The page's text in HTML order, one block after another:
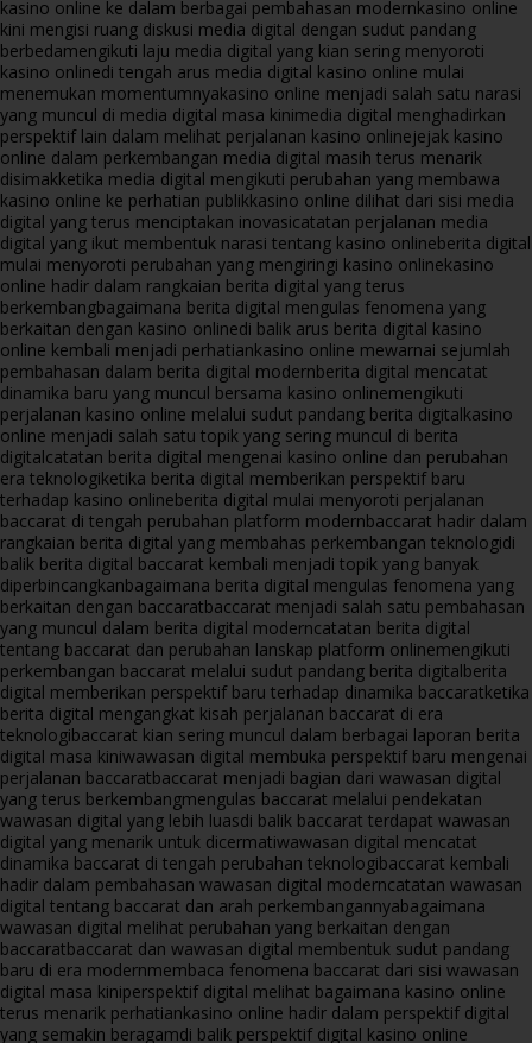
kasino online ke dalam berbagai pembahasan modernkasino online
kini mengisi ruang diskusi media digital dengan sudut pandang
berbedamengikuti laju media digital yang kian sering menyoroti
kasino onlinedi tengah arus media digital kasino online mulai
menemukan momentumnyakasino online menjadi salah satu narasi
yang muncul di media digital masa kinimedia digital menghadirkan
perspektif lain dalam melihat perjalanan kasino onlinejejak kasino
online dalam perkembangan media digital masih terus menarik
disimakketika media digital mengikuti perubahan yang membawa
kasino online ke perhatian publikkasino online dilihat dari sisi media
digital yang terus menciptakan inovasicatatan perjalanan media
digital yang ikut membentuk narasi tentang kasino onlineberita digital
mulai menyoroti perubahan yang mengiringi kasino onlinekasino
online hadir dalam rangkaian berita digital yang terus
berkembangbagaimana berita digital mengulas fenomena yang
berkaitan dengan kasino onlinedi balik arus berita digital kasino
online kembali menjadi perhatiankasino online mewarnai sejumlah
pembahasan dalam berita digital modernberita digital mencatat
dinamika baru yang muncul bersama kasino onlinemengikuti
perjalanan kasino online melalui sudut pandang berita digitalkasino
online menjadi salah satu topik yang sering muncul di berita
digitalcatatan berita digital mengenai kasino online dan perubahan
era teknologiketika berita digital memberikan perspektif baru
terhadap kasino onlineberita digital mulai menyoroti perjalanan
baccarat di tengah perubahan platform modernbaccarat hadir dalam
rangkaian berita digital yang membahas perkembangan teknologidi
balik berita digital baccarat kembali menjadi topik yang banyak
diperbincangkanbagaimana berita digital mengulas fenomena yang
berkaitan dengan baccaratbaccarat menjadi salah satu pembahasan
yang muncul dalam berita digital moderncatatan berita digital
tentang baccarat dan perubahan lanskap platform onlinemengikuti
perkembangan baccarat melalui sudut pandang berita digitalberita
digital memberikan perspektif baru terhadap dinamika baccaratketika
berita digital mengangkat kisah perjalanan baccarat di era
teknologibaccarat kian sering muncul dalam berbagai laporan berita
digital masa kiniwawasan digital membuka perspektif baru mengenai
perjalanan baccaratbaccarat menjadi bagian dari wawasan digital
yang terus berkembangmengulas baccarat melalui pendekatan
wawasan digital yang lebih luasdi balik baccarat terdapat wawasan
digital yang menarik untuk dicermatiwawasan digital mencatat
dinamika baccarat di tengah perubahan teknologibaccarat kembali
hadir dalam pembahasan wawasan digital moderncatatan wawasan
digital tentang baccarat dan arah perkembangannyabagaimana
wawasan digital melihat perubahan yang berkaitan dengan
baccaratbaccarat dan wawasan digital membentuk sudut pandang
baru di era modernmembaca fenomena baccarat dari sisi wawasan
digital masa kiniperspektif digital melihat bagaimana kasino online
terus menarik perhatiankasino online hadir dalam perspektif digital
yang semakin beragamdi balik perspektif digital kasino online